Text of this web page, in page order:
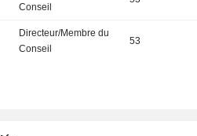
Conseil
Directeur/Membre du
Conseil
53